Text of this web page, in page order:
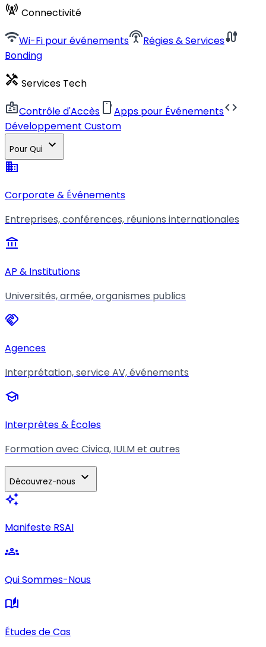
cell_tower Connectivité
wifiWi-Fi pour événementssettings_input_antennaRégies & Servicescable
Bonding
handyman Services Tech
badgeContrôle d'Accès smartphoneApps pour Événementscode
Développement Custom
Pour Qui expand_more
business
Corporate & Événements
Entreprises, conférences, réunions internationales
account_balance
AP & Institutions
Universités, armée, organismes publics
handshake
Agences
Interprétation, service AV, événements
school
Interprètes & Écoles
Formation avec Civica, IULM et autres
Découvrez-nous expand_more
auto_awesome
Manifeste RSAI
groups
Qui Sommes-Nous
auto_stories
Études de Cas